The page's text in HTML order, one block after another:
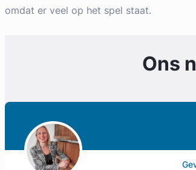
omdat er veel op het spel staat.
Ons